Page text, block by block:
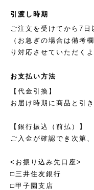
引渡し時期
ご注文を受けてから7日
（お急ぎの場合は備考
り対応させていただく
お支払い方法
【代金引換】
お届け時期に商品と引
【銀行振込（前払）】
ご入金が確認でき次第
<お振り込み先口座>
□三井住友銀行
□甲子園支店